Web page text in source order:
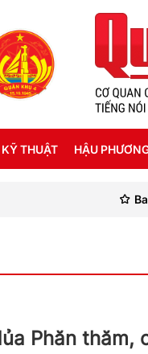
ĐI
THUẬT HẬU
Ban CHQS Quan Sơn
Phăn thăm,